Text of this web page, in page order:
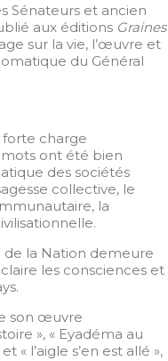
Sénateurs et ancien
aux éditions Graines
sur la vie, l’œuvre et
du Général
charge
mots ont été bien
des sociétés
collective, le
la
de la Nation demeure
les consciences et
son œuvre
», « Eyadéma au
« l’aigle s’en est allé »,